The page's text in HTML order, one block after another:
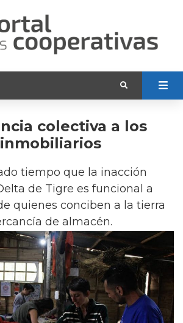
colectiva a los
tiempo que la inacción
de Tigre es funcional a
quienes conciben a la tierra
de almacén.